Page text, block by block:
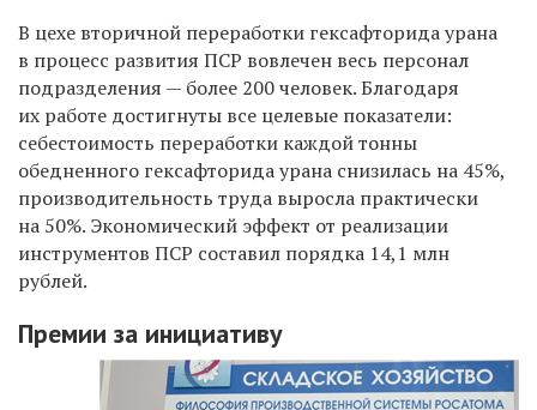
В цехе вторичной переработки гексафторида урана
в процесс развития ПСР вовлечен весь персонал
подразделения — более 200 человек. Благодаря
их работе достигнуты все целевые показатели:
себестоимость переработки каждой тонны
обедненного гексафторида урана снизилась на 45%,
производительность труда выросла практически
на 50%. Экономический эффект от реализации
инструментов ПСР составил порядка 14,1 млн
рублей.
Премии за инициативу